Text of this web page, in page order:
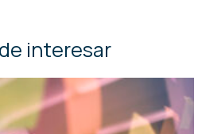
interesar